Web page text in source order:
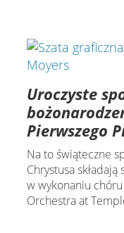
Uroczyste
Pierwszego
Na to świąteczne
Chrystusa
w wykonaniu
Orchestra at